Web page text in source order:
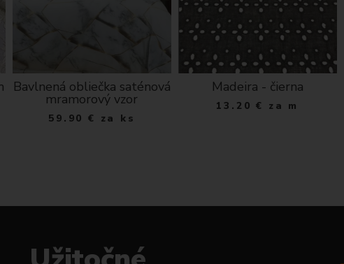
Bavlnená obliečka saténová
mramorový vzor
59.90 € za ks
Madeira - čierna
13.20 € za m